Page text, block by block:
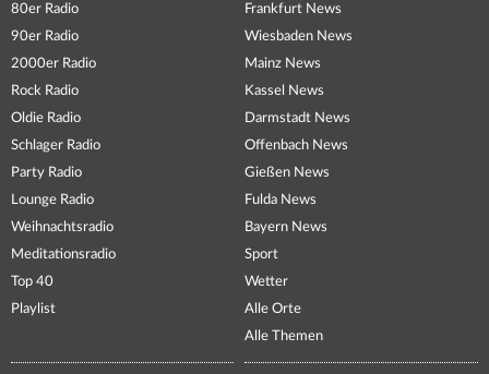
80er Radio
90er Radio
2000er Radio
Rock Radio
Oldie Radio
Schlager Radio
Party Radio
Lounge Radio
Weihnachtsradio
Meditationsradio
Top 40
Playlist
Frankfurt News
Wiesbaden News
Mainz News
Kassel News
Darmstadt News
Offenbach News
Gießen News
Fulda News
Bayern News
Sport
Wetter
Alle Orte
Alle Themen